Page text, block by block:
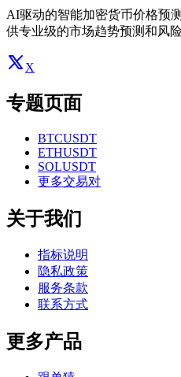
AI驱动的智能加密货币价格预
供专业级的市场趋势预测和风险
X
专题页面
BTCUSDT
ETHUSDT
SOLUSDT
更多交易对
关于我们
指标说明
隐私政策
服务条款
联系方式
更多产品